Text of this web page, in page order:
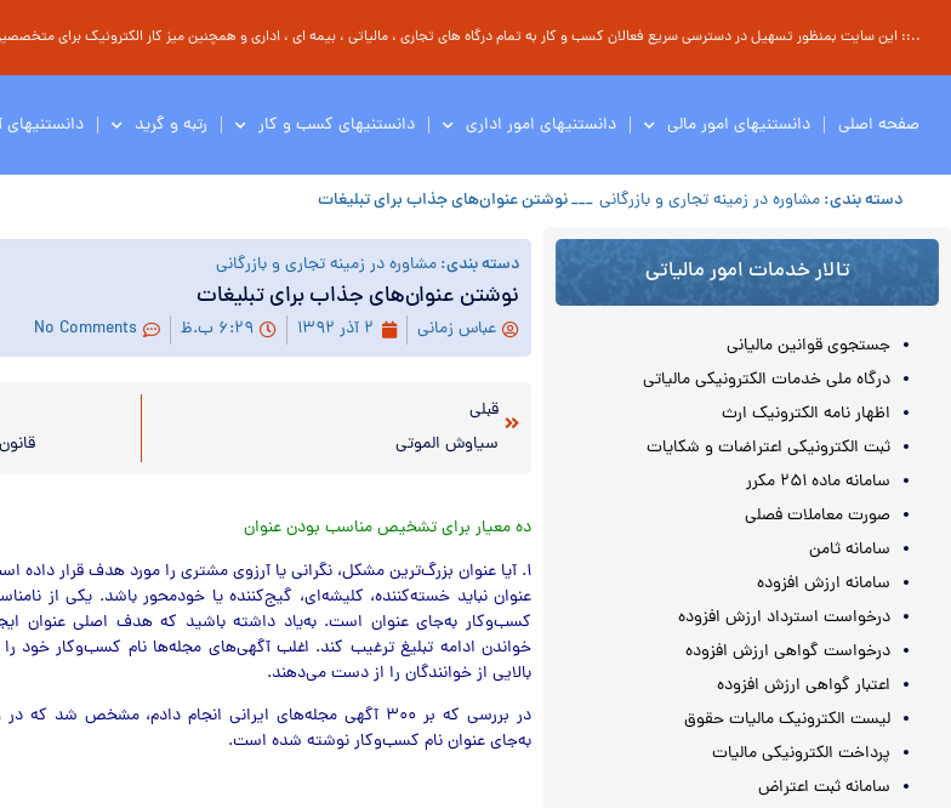
..:: این سایت بمنظور تسهیل در دسترسی سریع فعالان کسب و کار به تمام درگاه های تجاری ، مالیاتی ، بیمه ای ، اداری و همچنین میز کار الکترونیک برای
صفحه اصلی دانستنیهای امور مالی دانستنیهای امور اداری دانستنیهای کسب و کار رتبه و گرید
دسته بندی:مشاوره در زمینه تجاری و بازرگانی ___ نوشتن عنوان‌های جذاب برای تبلیغات
تالار خدمات امور مالیاتی
جستجوی قوانین مالیانی
درگاه ملی خدمات الکترونیکی مالیاتی
اظهار نامه الکترونیک ارث
ثبت الکترونیکی اعتراضات و شکایات
سامانه ماده ۲۵۱ مکرر
صورت معاملات فصلی
سامانه ثامن
سامانه ارزش افزوده
درخواست استرداد ارزش افزوده
درخواست گواهی ارزش افزوده
اعتبار گواهی ارزش افزوده
لیست الکترونیک مالیات حقوق
پرداخت الکترونیکی مالیات
سامانه ثبت اعتراض
دسته بندی:مشاوره در زمینه تجاری و بازرگانی
نوشتن عنوان‌های جذاب برای تبلیغات
عباس زمانی ۲ آذر ۱۳۹۲ ۶:۲۹ ب.ظ No Comments
قبلی
سیاوش الموتی
ده معیار برای تشخیص مناسب بودن عنوان
۱. آیا عنوان بزرگ‌ترین مشکل، نگرانی یا آرزوی مشتری را مورد هدف قرار داده است؟
عنوان نباید خسته‌کننده، کلیشه‌ای، گیج‌کننده یا خود‌محور باشد. یکی از
کسب‌و‌کار به‌جای عنوان است. به‌یاد داشته باشید که هدف اصلی عنوان
خواندن ادامه تبلیغ ترغیب کند. اغلب آگهی‌های مجله‌ها نام کسب‌و‌کار خود
بالایی از خوانندگان را از دست مي‌دهند.
به‌جای عنوان نام کسب‌و‌کار نوشته شده است.